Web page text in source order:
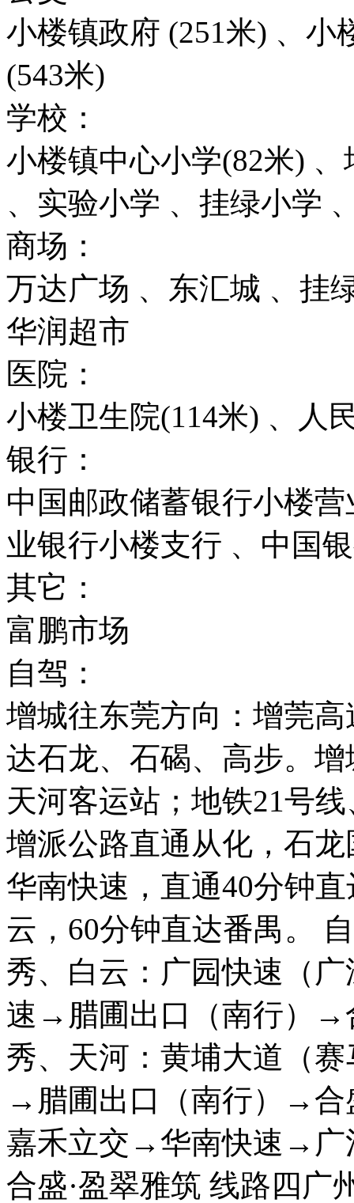
小楼镇政府 (251米) 、小
(543米)
学校：
小楼镇中心小学(82米)
、实验小学 、挂绿小学
商场：
万达广场 、东汇城 、挂
华润超市
医院：
小楼卫生院(114米) 、人
银行：
中国邮政储蓄银行小楼
业银行小楼支行 、中国
其它：
富鹏市场
自驾：
增城往东莞方向：增莞
达石龙、石碣、高步。
天河客运站；地铁21号
增派公路直通从化，石
华南快速，直通40分钟
云，60分钟直达番禺。
秀、白云：广园快速（
速→腊圃出口（南行）→
秀、天河：黄埔大道（
→腊圃出口（南行）→合
嘉禾立交→华南快速→
合盛·盈翠雅筑 线路四广